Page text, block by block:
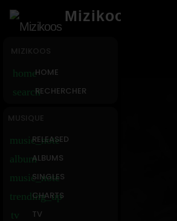
Mizikoos
MIZIKOOS
homeHOME
searchRECHERCHER
MUSIQUE
music_note
RELEASED
albumALBUMS
music_note
SINGLES
trending_up
CHARTS
tv TV